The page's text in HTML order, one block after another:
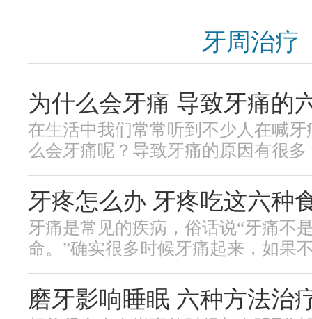
牙周治疗
为什么会牙痛 导致牙痛的
在生活中我们常常听到不少人在喊
么会牙痛呢？导致牙痛的原因有很多
牙疼怎么办 牙疼吃这六种
牙痛是常见的疾病，俗话说“牙痛不
命。”确实很多时候牙痛起来，如果
磨牙影响睡眠 六种方法治